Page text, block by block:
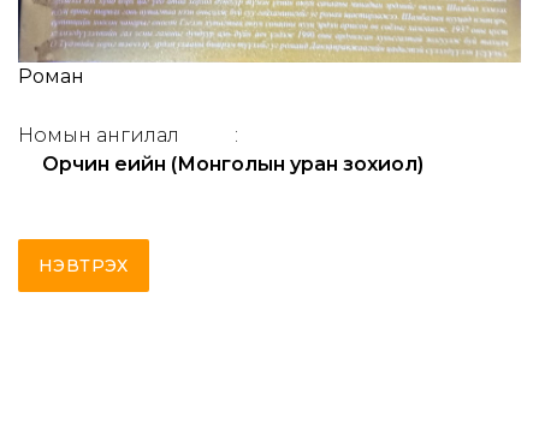
Роман
Номын ангилал
:
Орчин үеийн (Монголын уран зохиол)
НЭВТРЭХ